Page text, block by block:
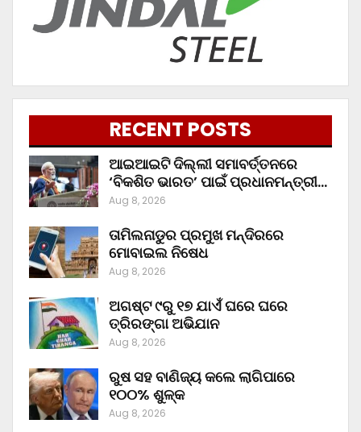
RECENT POSTS
ଆଇଆଇଟି ଦିଲ୍ଲୀ ସମାବର୍ତ୍ତନରେ
‘ବିକଶିତ ଭାରତ’ ପାଇଁ ପ୍ରଧାନମନ୍ତ୍ରୀ…
Aug 8, 2026
ତାମିଲନାଡୁର ପ୍ରମୁଖ ମନ୍ଦିରରେ
ମୋବାଇଲ ନିଷେଧ
Aug 8, 2026
ଅଗଷ୍ଟ ୯ରୁ ୧୭ ଯାଏଁ ଘରେ ଘରେ
ତ୍ରିରଙ୍ଗା ଅଭିଯାନ
Aug 8, 2026
ରୁଷ ସହ ବାଣିଜ୍ୟ କଲେ ଲାଗିପାରେ
୧୦୦% ଶୁଳ୍କ
Aug 8, 2026